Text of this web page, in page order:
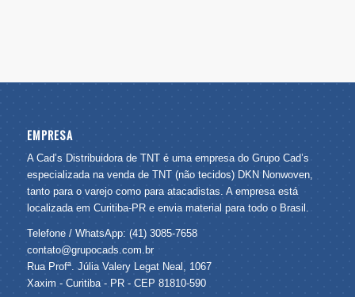
EMPRESA
A Cad’s Distribuidora de TNT é uma empresa do Grupo Cad’s
especializada na venda de TNT (não tecidos) DKN Nonwoven,
tanto para o varejo como para atacadistas. A empresa está
localizada em Curitiba-PR e envia material para todo o Brasil.
Telefone / WhatsApp: (41) 3085-7658
contato@grupocads.com.br
Rua Profª. Júlia Valery Legat Neal, 1067
Xaxim - Curitiba - PR - CEP 81810-590